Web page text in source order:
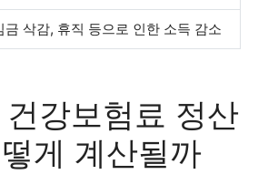
금 삭감, 휴직 등으로 인한 소득 감소
강보험료 정산
게 계산될까